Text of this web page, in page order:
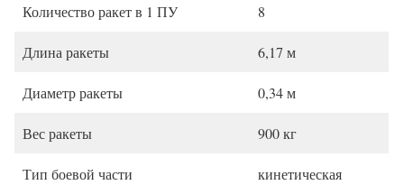
Количество ракет в 1 ПУ 8
Длина ракеты 6,17 м
Диаметр ракеты 0,34 м
Вес ракеты 900 кг
Тип боевой части кинетическая